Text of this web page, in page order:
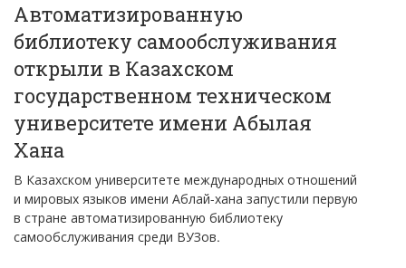
Автоматизированную
библиотеку самообслуживания
открыли в Казахском
государственном техническом
университете имени Абылая
Хана
В Казахском университете международных отношений
и мировых языков имени Аблай-хана запустили первую
в стране автоматизированную библиотеку
самообслуживания среди ВУЗов.